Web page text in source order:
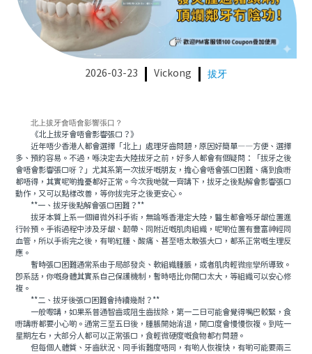
2026-03-23 Vickong 拔牙
北上拔牙會唔會影響張口？
《北上拔牙會唔會影響張口？》
近年唔少香港人都會選擇「北上」處理牙齒問題，原因好簡單——方便、選擇
多、預約容易。不過，喺決定去大陸拔牙之前，好多人都會有個疑問：「拔牙之後
會唔會影響張口呀？」尤其系第一次拔牙嘅朋友，擔心會唔會張口困難、痛到食嘢
都唔得，其實呢啲擔憂都好正常。今次我哋就一齊講下，拔牙之後點解會影響張口
動作，又可以點樣改善，等你拔完牙之後更安心。
**一、拔牙後點解會張口困難？**
拔牙本質上系一個細微外科手術，無論喺香港定大陸，醫生都會喺牙龈位置進
行幹預。手術過程中涉及牙龈、韌帶、同附近嘅肌肉組織，呢啲位置有豐富神經同
血管，所以手術完之後，有啲紅腫、酸痛、甚至唔太敢張大口，都系正常嘅生理反
應。
暫時張口困難通常系由于局部發炎、軟組織腫脹，或者肌肉輕微痙攣所導致。
即系話，你嘅身體其實系自己保護機制，暫時唔比你開口太大，等組織可以安心修
複。
**二、拔牙後張口困難會持續幾耐？**
一般嚟講，如果系普通智齒或阻生齒拔除，第一二日可能會覺得嘴巴較緊，食
嘢講嘢都要小心啲。通常三至五日後，腫脹開始消退，開口度會慢慢恢複。到咗一
星期左右，大部分人都可以正常張口，食輕微硬度嘅食物都冇問題。
但每個人體質、牙齒狀況、同手術難度唔同，有啲人恢複快，有啲可能要兩三